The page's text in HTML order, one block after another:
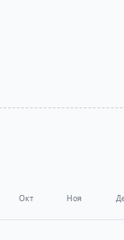
Окт Ноя